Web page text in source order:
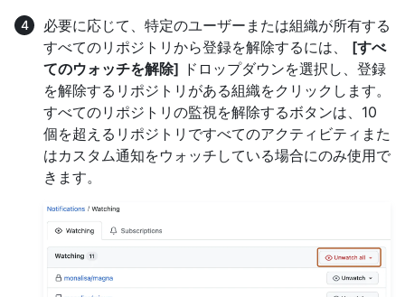
必要に応じて、特定のユーザーまたは組織が所有する
すべてのリポジトリから登録を解除するには、 [すべ
てのウォッチを解除] ドロップダウンを選択し、登録
を解除するリポジトリがある組織をクリックします。
すべてのリポジトリの監視を解除するボタンは、10
個を超えるリポジトリですべてのアクティビティまた
はカスタム通知をウォッチしている場合にのみ使用で
きます。